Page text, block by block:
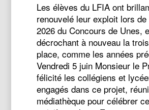
Les élèves du LFIA ont
renouvelé leur exploit lors de
2026 du Concours de Unes,
décrochant à nouveau la
place, comme les années
Vendredi 5 juin Monsieur le
félicité les collégiens et
engagés dans ce projet,
médiathèque pour célébrer